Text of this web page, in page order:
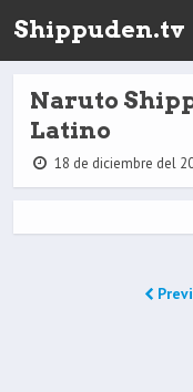
Shippuden.tv
Naruto
Latino
18 de diciembre del